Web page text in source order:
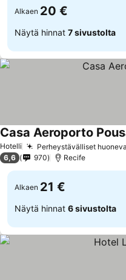
Alkaen 20 €
Näytä hinnat 7 sivustolta
Hotelli Perheystävälliset
Casa Aeroporto
6,6 970 Recife
Alkaen 21 €
Näytä hinnat 6 sivustolta